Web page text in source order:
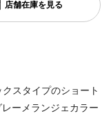
スタイプのショート
ーメランジェカラー